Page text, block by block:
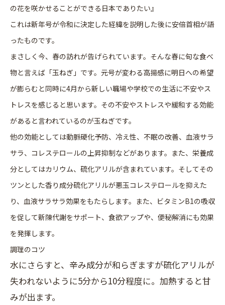
の花を咲かせることができる日本でありたい』
これは新年号が令和に決定した経緯を説明した後に安倍首相が語
ったものです。
まさしく今、春の訪れが告げられています。そんな春に旬な食べ
物と言えば「玉ねぎ」です。元号が変わる高揚感に明日への希望
が膨らむと同時に4月から新しい職場や学校での生活に不安やス
トレスを感じると思います。その不安やストレスや緩和する効能
があると言われているのが玉ねぎです。
他の効能としては動脈硬化予防、冷え性、不眠の改善、血液サラ
サラ、コレステロールの上昇抑制などがあります。また、栄養成
分としてはカリウム、硫化アリルが含まれています。そしてその
ツンとした香り成分硫化アリルが悪玉コレステロールを抑えた
り、血液サラサラ効果をもたらします。また、ビタミンB1の吸収
を促して新陳代謝をサポート、食欲アップや、便秘解消にも効果
を発揮します。
調理のコツ
水にさらすと、辛み成分が和らぎますが硫化アリルが
失われないように5分から10分程度に。加熱すると甘
みが出ます。